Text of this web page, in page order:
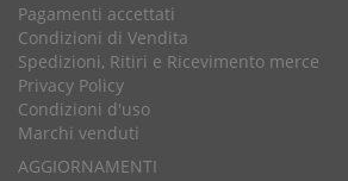
Pagamenti accettati
Condizioni di Vendita
Spedizioni, Ritiri e Ricevimento merce
Privacy Policy
Condizioni d'uso
Marchi venduti
AGGIORNAMENTI